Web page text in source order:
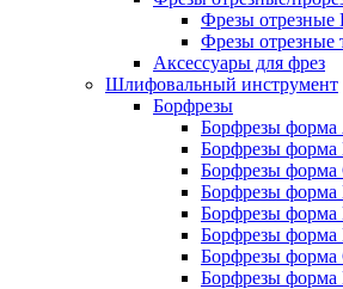
Фрезы отрезные
Фрезы отрезные
Аксессуары для фрез
Шлифовальный инструмент
Борфрезы
Борфрезы форма
Борфрезы форма
Борфрезы форма
Борфрезы форма
Борфрезы форма
Борфрезы форма
Борфрезы форма
Борфрезы форма